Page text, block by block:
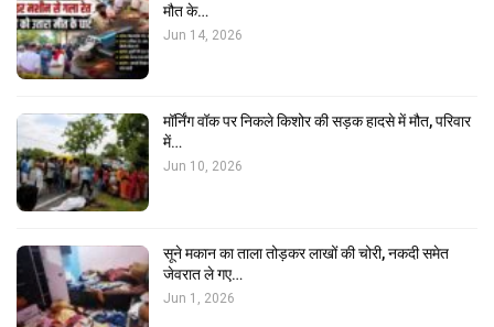
मौत के…
Jun 14, 2026
मॉर्निंग वॉक पर निकले किशोर की सड़क हादसे में मौत, परिवार
में…
Jun 10, 2026
सूने मकान का ताला तोड़कर लाखों की चोरी, नकदी समेत
जेवरात ले गए…
Jun 1, 2026